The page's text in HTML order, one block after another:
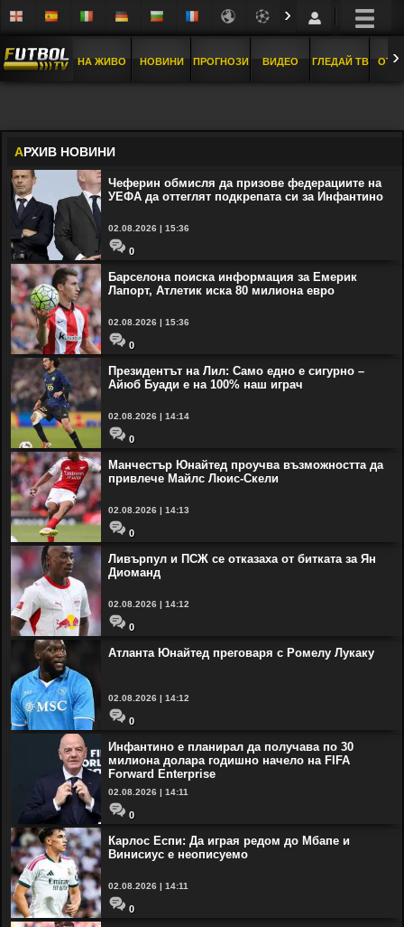
›
НА ЖИВО НОВИНИ ПРОГНОЗИ ВИДЕО ГЛЕДАЙ ТВ ›
АРХИВ НОВИНИ
Чеферин обмисля да призове федерациите на
УЕФА да оттеглят подкрепата си за Инфантино
02.08.2026 | 15:36
0
Барселона поиска информация за Емерик
Лапорт, Атлетик иска 80 милиона евро
02.08.2026 | 15:36
0
Президентът на Лил: Само едно е сигурно –
Айюб Буади е на 100% наш играч
02.08.2026 | 14:14
0
Манчестър Юнайтед проучва възможността да
привлече Майлс Люис-Скели
02.08.2026 | 14:13
0
Ливърпул и ПСЖ се отказаха от битката за Ян
Диоманд
02.08.2026 | 14:12
0
Атланта Юнайтед преговаря с Ромелу Лукаку
02.08.2026 | 14:12
0
Инфантино е планирал да получава по 30
милиона долара годишно начело на FIFA
Forward Enterprise
02.08.2026 | 14:11
0
Карлос Еспи: Да играя редом до Мбапе и
Винисиус е неописуемо
02.08.2026 | 14:11
0